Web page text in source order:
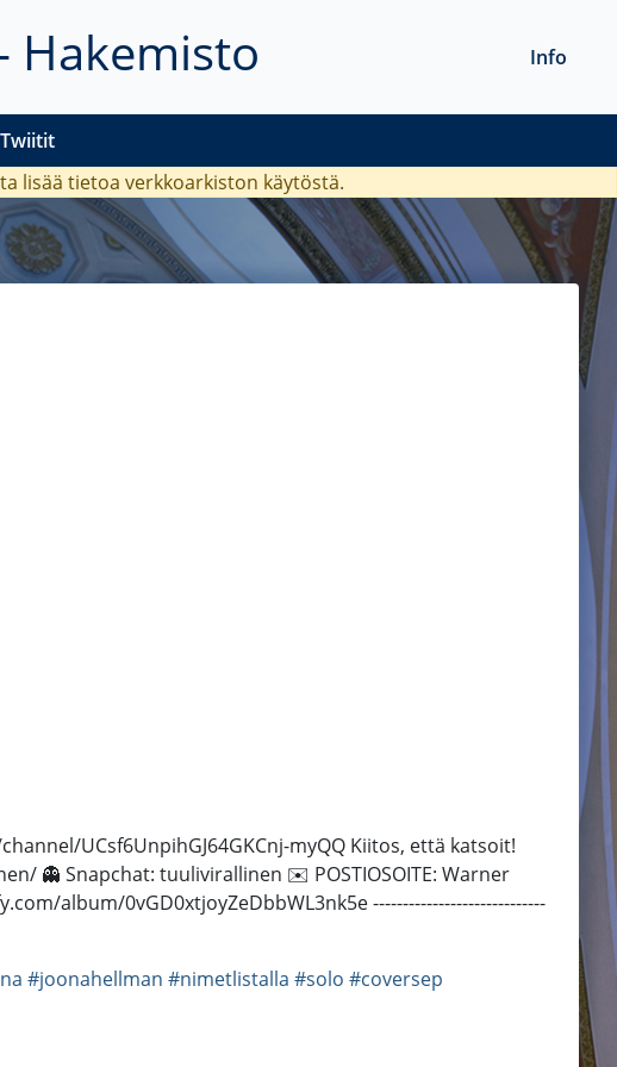
Hakemisto
Twiitit
Info
lisää tietoa verkkoarkiston käytöstä.
UCsf6UnpihGJ64GKCnj-myQQ Kiitos, että katsoit!
👻 Snapchat: tuulivirallinen ✉️ POSTIOSOITE: Warner
album/0vGD0xtjoyZeDbbWL3nk5e -----------------------------
#joonahellman #nimetlistalla #solo #coversep